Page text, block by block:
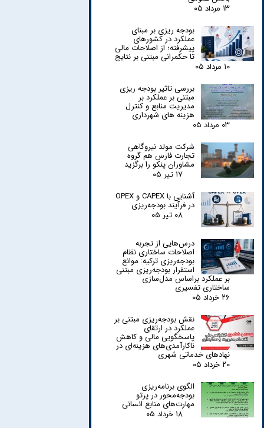
۱۳ مرداد ۰۵
بودجه ریزی بر مبنای
عملکرد در کشورهای
پیشرفته؛ از اصلاحات مالی
تا حکمرانی مبتنی بر نتایج
۱۰ مرداد ۰۵
بررسی تاثیر بودجه ریزی
مبتنی بر عملکرد بر
مدیریت منابع و کنترل
هزینه های شهرداری
۰۳ مرداد ۰۵
شرکت مولد نیروگاهی
تجارت فارس هم گروه
مشاوران پنکو را برگزید
۱۷ تیر ۰۵
آشنایی با CAPEX و OPEX
در فرآیند بودجه‌ریزی
۰۸ تیر ۰۵
درس‌هایی از تجربه
اصلاحات ساختاری نظام
بودجه‌ریزی ترکیه: موانع
استقرار بودجه‌ریزی مبتنی
بر عملکرد براساس مدل‌سازی
ساختاری تفسیری
۲۶ خرداد ۰۵
نقش بودجه‌ریزی مبتنی بر
عملکرد در ارتقای
پاسخگویی مالی و کاهش
ناکارآمدی‌های هزینه‌ای در
نهادهای خدماتی شهری
۲۰ خرداد ۰۵
الگوی برنامه‌ریزی
بودجه‌محور در پرتو
مهارت‌های منابع انسانی
۱۸ خرداد ۰۵